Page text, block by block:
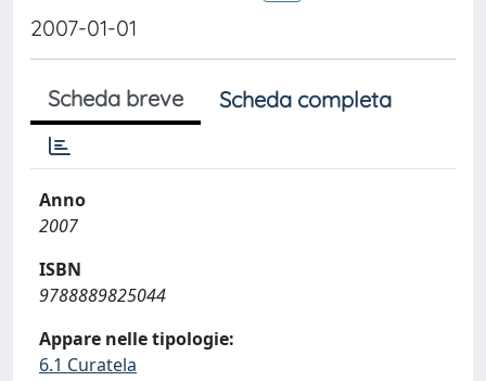
2007-01-01
Scheda breve Scheda completa
Anno
2007
ISBN
9788889825044
Appare nelle tipologie:
6.1 Curatela